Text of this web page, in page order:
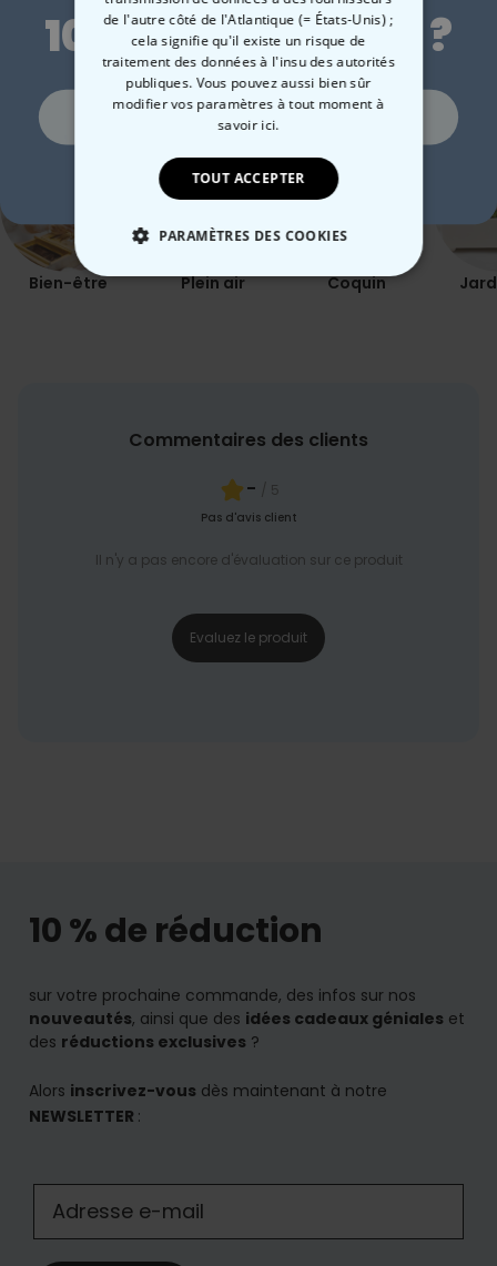
Catégorie concernée
Consultez nos autres catégories de cadeux insolites
Bien-être Plein air Coquin
Commentaires des clients
- / 5
Pas d'avis client
Il n'y a pas encore d'évaluation sur ce produit
Evaluez le produit
10 % de réduction
sur votre prochaine commande, des infos sur nos
nouveautés, ainsi que des idées cadeaux géniales et
des réductions exclusives ?
Alors inscrivez-vous dès maintenant à notre
NEWSLETTER :
de l'autre côté de l'Atlantique (= États-Unis) ;
cela signifie qu'il existe un risque de
traitement des données à l'insu des autorités
publiques. Vous pouvez aussi bien sûr
modifier vos paramètres à tout momentà
savoir ici.
TOUT ACCEPTER
PARAMÈTRES DES COOKIES
STRICTEMENT NÉCESSAIRE
NON CLASSÉ
10 % de réduction ?
Oui, volontiers !
Non merci, je n'aime pas les réductions